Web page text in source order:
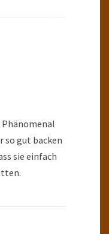
Phänomenal
so gut backen
sie einfach